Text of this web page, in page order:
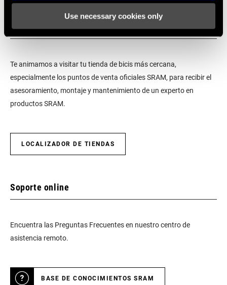
Use necessary cookies only
Encuentra una tienda
Te animamos a visitar tu tienda de bicis más cercana,
especialmente los puntos de venta oficiales SRAM, para recibir el
asesoramiento, montaje y mantenimiento de un experto en
productos SRAM.
LOCALIZADOR DE TIENDAS
Soporte online
Encuentra las Preguntas Frecuentes en nuestro centro de
asistencia remoto.
BASE DE CONOCIMIENTOS SRAM